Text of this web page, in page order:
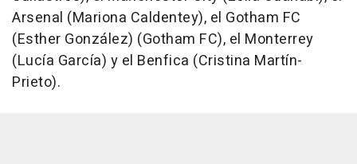
Arsenal (Mariona Caldentey), el Gotham FC
(Esther González) (Gotham FC), el Monterrey
(Lucía García) y el Benfica (Cristina Martín-
Prieto).